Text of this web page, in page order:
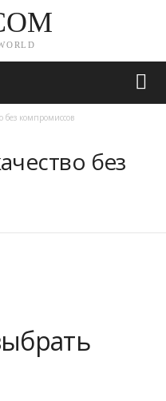
без компромиссов
без